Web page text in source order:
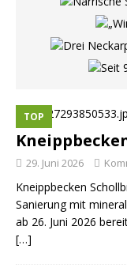
TOP
29. Juni 2026
Kneippbecken
Sanierung mit
ab 26. Juni 2026
[…]